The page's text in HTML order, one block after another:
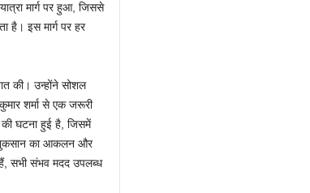
मार्ग पर हुआ, जिससे
है। इस मार्ग पर हर
की। उन्होंने सोशल
शर्मा से एक जरूरी
घटना हुई है, जिसमें
नुकसान का आकलन और
सभी संभव मदद उपलब्ध